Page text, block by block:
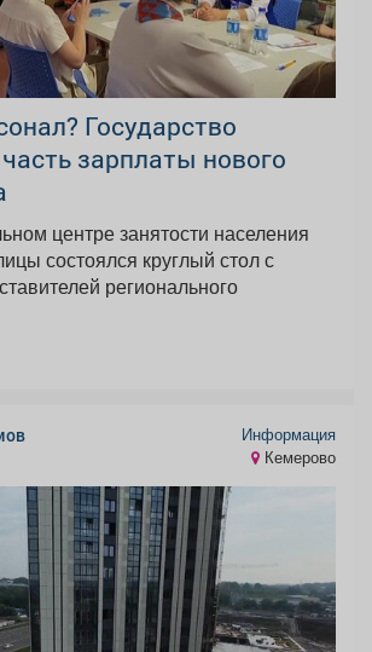
Государство
зарплаты нового
центре занятости населения
состоялся круглый стол с
регионального
Информация
Кемерово